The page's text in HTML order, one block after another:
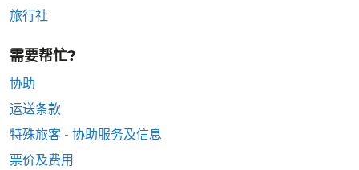
旅行社
需要帮忙?
协助
运送条款
特殊旅客 - 协助服务及信息
票价及费用